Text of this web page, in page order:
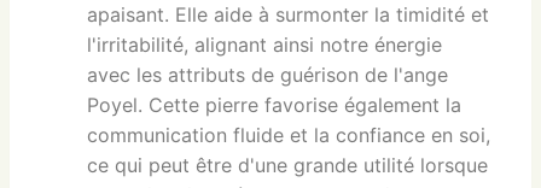
apaisant. Elle aide à surmonter la timidité et
l'irritabilité, alignant ainsi notre énergie
avec les attributs de guérison de l'ange
Poyel. Cette pierre favorise également la
communication fluide et la confiance en soi,
ce qui peut être d'une grande utilité lorsque